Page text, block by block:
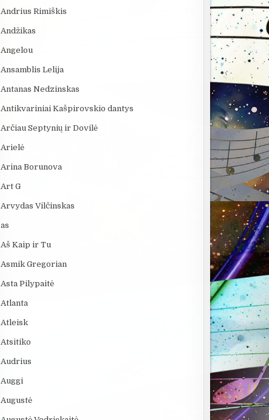
Andrius Rimiškis
Andžikas
Angelou
Ansamblis Lelija
Antanas Nedzinskas
Antikvariniai Kašpirovskio dantys
Arčiau Septynių ir Dovilė
Arielė
Arina Borunova
Art G
Arvydas Vilčinskas
as
Aš Kaip ir Tu
Asmik Gregorian
Asta Pilypaitė
Atlanta
Atleisk
Atsitiko
Audrius
Auggi
Augustė